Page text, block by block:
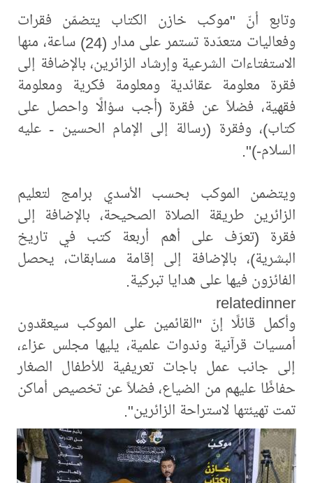
وتابع أنّ "موكب خازن الكتاب يتضمّن فقرات
وفعاليات متعدّدة تستمر على مدار (24) ساعة، منها
الاستفتاءات الشرعية وإرشاد الزائرين، بالإضافة إلى
فقرة معلومة عقائدية ومعلومة فكرية ومعلومة
فقهية، فضلاً عن فقرة (أجب سؤالًا واحصل على
كتاب)، وفقرة (رسالة إلى الإمام الحسين - عليه
السلام-)".
ويتضمن الموكب بحسب الأسدي برامج لتعليم
الزائرين طريقة الصلاة الصحيحة، بالإضافة إلى
فقرة (تعرّف على أهم أربعة كتب في تاريخ
البشرية)، بالإضافة إلى إقامة مسابقات، يحصل
الفائزون فيها على هدايا تبركية.
relatedinner
وأكمل قائلًا إنّ "القائمين على الموكب سيعقدون
أمسيات قرآنية وندوات علمية، يليها مجلس عزاء،
إلى جانب عمل باجات تعريفية للأطفال الصغار
حفاظًا عليهم من الضياع، فضلاً عن تخصيص أماكن
تمت تهيئتها لاستراحة الزائرين".